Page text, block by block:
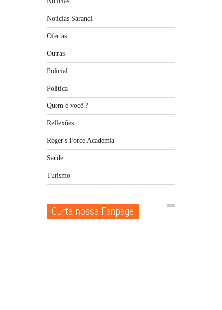
Noticias Sarandi
Ofertas
Outras
Policial
Política
Quem é você ?
Reflexões
Roger's Force Academia
Saúde
Turismo
Curta nossa Fanpage